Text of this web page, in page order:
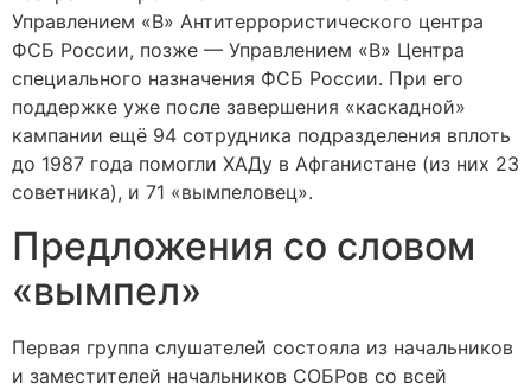
Управлением «В» Антитеррористического центра
ФСБ России, позже — Управлением «В» Центра
специального назначения ФСБ России. При его
поддержке уже после завершения «каскадной»
кампании ещё 94 сотрудника подразделения вплоть
до 1987 года помогли ХАДу в Афганистане (из них 23
советника), и 71 «вымпеловец».
Предложения со словом
«вымпел»
Первая группа слушателей состояла из начальников
и заместителей начальников СОБРов со всей